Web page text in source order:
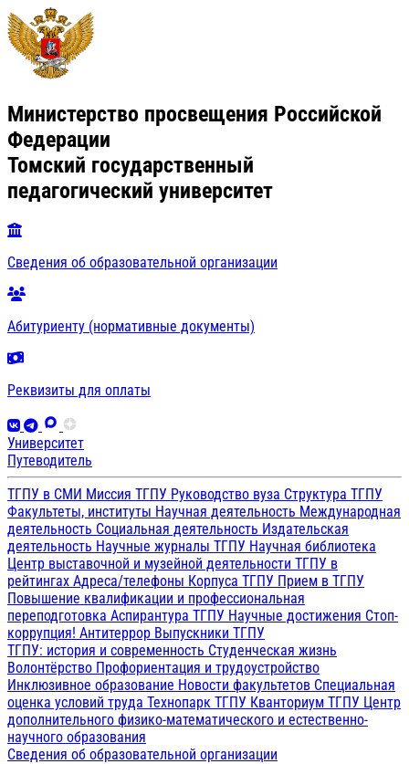
Министерство просвещения Российской
Федерации
Томский государственный
педагогический университет
Сведения об образовательной организации
Абитуриенту (нормативные документы)
Реквизиты для оплаты
Университет
Путеводитель
ТГПУ в СМИ Миссия ТГПУ Руководство вуза Структура ТГПУ
Факультеты, институты Научная деятельность Международная
деятельность Социальная деятельность Издательская
деятельность Научные журналы ТГПУ Научная библиотека
Центр выставочной и музейной деятельности ТГПУ в
рейтингах Адреса/телефоны Корпуса ТГПУ Прием в ТГПУ
Повышение квалификации и профессиональная
переподготовка Аспирантура ТГПУ Научные достижения Стоп-
коррупция! Антитеррор Выпускники ТГПУ
ТГПУ: история и современность Студенческая жизнь
Волонтёрство Профориентация и трудоустройство
Инклюзивное образование Новости факультетов Специальная
оценка условий труда Технопарк ТГПУ Кванториум ТГПУ Центр
дополнительного физико-математического и естественно-
научного образования
Сведения об образовательной организации